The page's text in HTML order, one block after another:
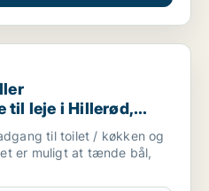
til leje i Hillerød,
til leje i Hillerød,
til toilet / køkken og
er muligt at tænde bål,